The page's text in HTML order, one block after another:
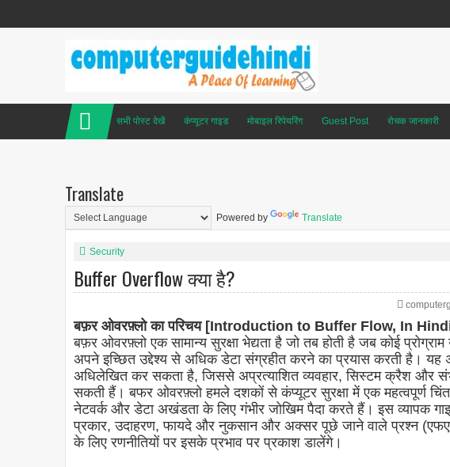
सभी पोस्ट देखें कंप्यूटर गाइड मोबाइल रिपेयरिंग Guest Post रोचक जानकारी
Translate
Powered by Translate
Security
Buffer Overflow क्या है?
बफ़र ओवरफ़्लो का परिचय [Introduction to Buffer Flow, In
बफ़र ओवरफ़्लो एक सामान्य सुरक्षा भेद्यता है जो तब होती है जब कोई
अपने इच्छित उद्देश्य से अधिक डेटा संग्रहीत करने का प्रयास करती है। यह
अधिलेखित कर सकता है, जिससे अप्रत्याशित व्यवहार, सिस्टम क्रैश और
सकती हैं। बफर ओवरफ़्लो हमले दशकों से कंप्यूटर सुरक्षा में एक महत्वपूर्ण
नेटवर्क और डेटा अखंडता के लिए गंभीर जोखिम पैदा करते हैं। इस व्यापक
प्रकार, उदाहरण, फायदे और नुकसान और अक्सर पूछे जाने वाले प्रश्न
के लिए रणनीतियों पर इसके प्रभाव पर प्रकाश डालेंगे।